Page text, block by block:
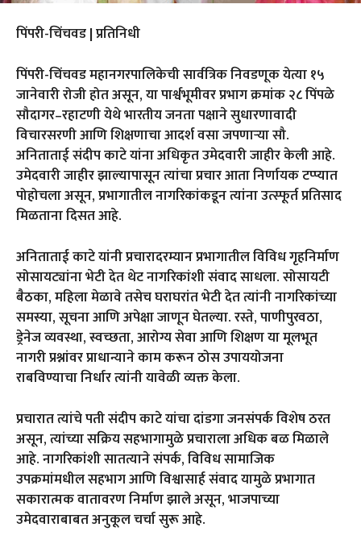
पिंपरी-चिंचवड | प्रतिनिधी
पिंपरी-चिंचवड महानगरपालिकेची सार्वत्रिक निवडणूक येत्या १५
जानेवारी रोजी होत असून, या पार्श्वभूमीवर प्रभाग क्रमांक २८ पिंपळे
सौदागर–रहाटणी येथे भारतीय जनता पक्षाने सुधारणावादी
विचारसरणी आणि शिक्षणाचा आदर्श वसा जपणाऱ्या सौ.
अनिताताई संदीप काटे यांना अधिकृत उमेदवारी जाहीर केली आहे.
उमेदवारी जाहीर झाल्यापासून त्यांचा प्रचार आता निर्णायक टप्प्यात
पोहोचला असून, प्रभागातील नागरिकांकडून त्यांना उत्स्फूर्त प्रतिसाद
मिळताना दिसत आहे.
अनिताताई काटे यांनी प्रचारादरम्यान प्रभागातील विविध गृहनिर्माण
सोसायट्यांना भेटी देत थेट नागरिकांशी संवाद साधला. सोसायटी
बैठका, महिला मेळावे तसेच घराघरांत भेटी देत त्यांनी नागरिकांच्या
समस्या, सूचना आणि अपेक्षा जाणून घेतल्या. रस्ते, पाणीपुरवठा,
ड्रेनेज व्यवस्था, स्वच्छता, आरोग्य सेवा आणि शिक्षण या मूलभूत
नागरी प्रश्नांवर प्राधान्याने काम करून ठोस उपाययोजना
राबविण्याचा निर्धार त्यांनी यावेळी व्यक्त केला.
प्रचारात त्यांचे पती संदीप काटे यांचा दांडगा जनसंपर्क विशेष ठरत
असून, त्यांच्या सक्रिय सहभागामुळे प्रचाराला अधिक बळ मिळाले
आहे. नागरिकांशी सातत्याने संपर्क, विविध सामाजिक
उपक्रमांमधील सहभाग आणि विश्वासार्ह संवाद यामुळे प्रभागात
सकारात्मक वातावरण निर्माण झाले असून, भाजपाच्या
उमेदवाराबाबत अनुकूल चर्चा सुरू आहे.